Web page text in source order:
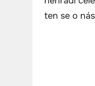
ten se o